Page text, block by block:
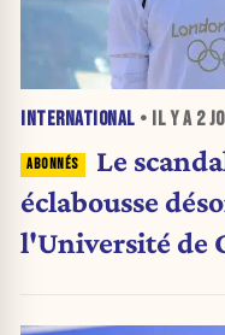
INTERNATIONAL • IL Y A 2
Le
éclabousse
l'Université de